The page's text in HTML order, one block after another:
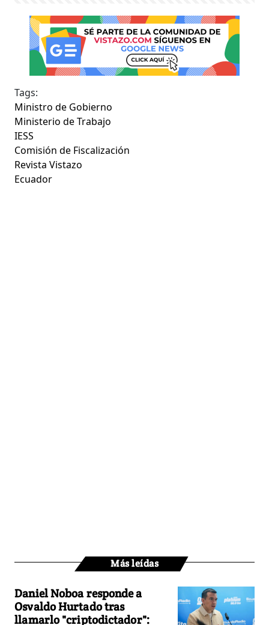
Tags:
Ministro de Gobierno
Ministerio de Trabajo
IESS
Comisión de Fiscalización
Revista Vistazo
Ecuador
Más leídas
Daniel Noboa responde a
Osvaldo Hurtado tras
llamarlo "criptodictador":